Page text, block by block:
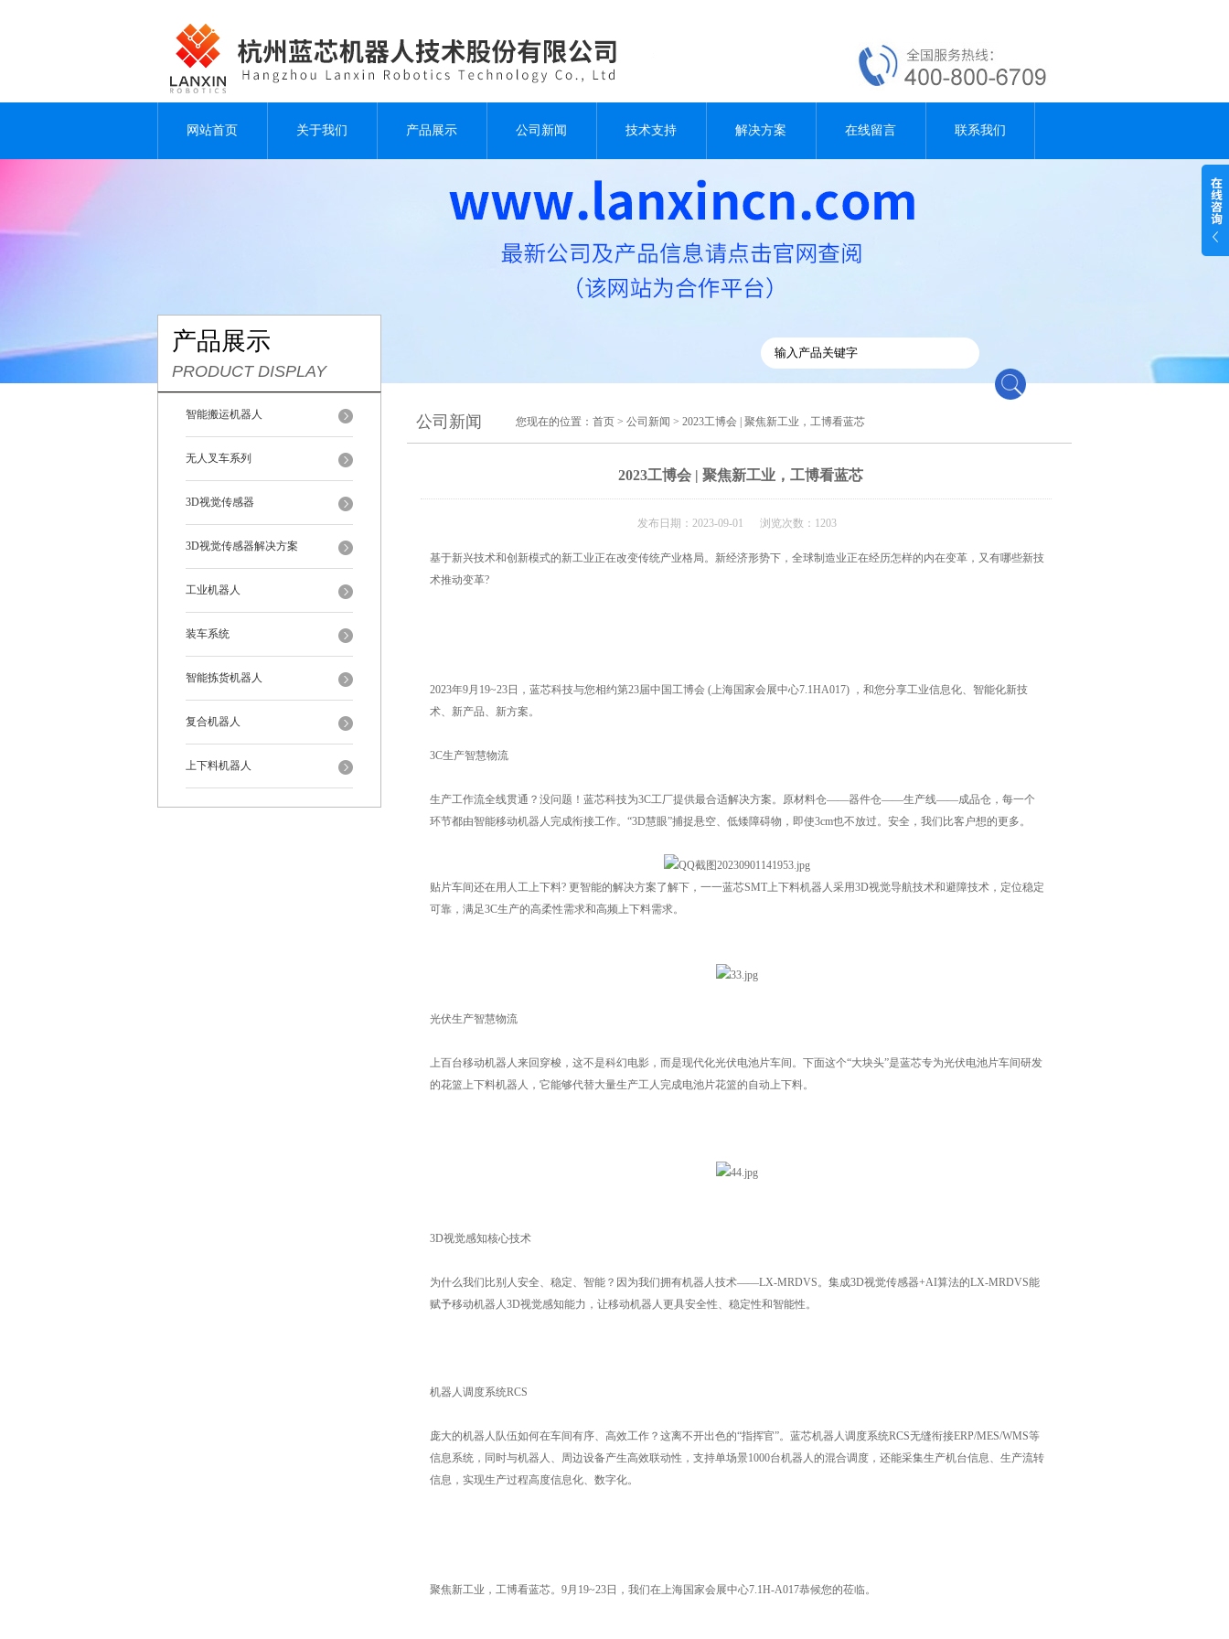
网站首页 关于我们 产品展示 公司新闻 技术支持 解决方案 在线留言 联系我们
产品展示
PRODUCT DISPLAY
智能搬运机器人
无人叉车系列
3D视觉传感器
3D视觉传感器解决方案
工业机器人
装车系统
智能拣货机器人
复合机器人
上下料机器人
公司新闻 您现在的位置： 首页 > 公司新闻 > 2023工博会 | 聚焦新工业，工博看蓝芯
2023工博会 | 聚焦新工业，工博看蓝芯
发布日期：2023-09-01 浏览次数：1203
基于新兴技术和创新模式的新工业正在改变传统产业格局。新经济形势下，全球制造业正在经历怎样的内在变革，又有哪些新技
术推动变革?
2023年9月19~23日，蓝芯科技与您相约第23届中国工博会 (上海国家会展中心7.1HA017) ，和您分享工业信息化、智能化新技
术、新产品、新方案。
3C生产智慧物流
生产工作流全线贯通？没问题！蓝芯科技为3C工厂提供最合适解决方案。原材料仓——器件仓——生产线——成品仓，每一个
环节都由智能移动机器人完成衔接工作。“3D慧眼”捕捉悬空、低矮障碍物，即使3cm也不放过。安全，我们比客户想的更多。
贴片车间还在用人工上下料? 更智能的解决方案了解下，一一蓝芯SMT上下料机器人采用3D视觉导航技术和避障技术，定位稳定
可靠，满足3C生产的高柔性需求和高频上下料需求。
光伏生产智慧物流
上百台移动机器人来回穿梭，这不是科幻电影，而是现代化光伏电池片车间。下面这个“大块头”是蓝芯专为光伏电池片车间研发
的花篮上下料机器人，它能够代替大量生产工人完成电池片花篮的自动上下料。
3D视觉感知核心技术
为什么我们比别人安全、稳定、智能？因为我们拥有机器人技术——LX-MRDVS。集成3D视觉传感器+AI算法的LX-MRDVS能
赋予移动机器人3D视觉感知能力，让移动机器人更具安全性、稳定性和智能性。
机器人调度系统RCS
庞大的机器人队伍如何在车间有序、高效工作？这离不开出色的“指挥官”。蓝芯机器人调度系统RCS无缝衔接ERP/MES/WMS等
信息系统，同时与机器人、周边设备产生高效联动性，支持单场景1000台机器人的混合调度，还能采集生产机台信息、生产流转
信息，实现生产过程高度信息化、数字化。
聚焦新工业，工博看蓝芯。9月19~23日，我们在上海国家会展中心7.1H-A017恭候您的莅临。